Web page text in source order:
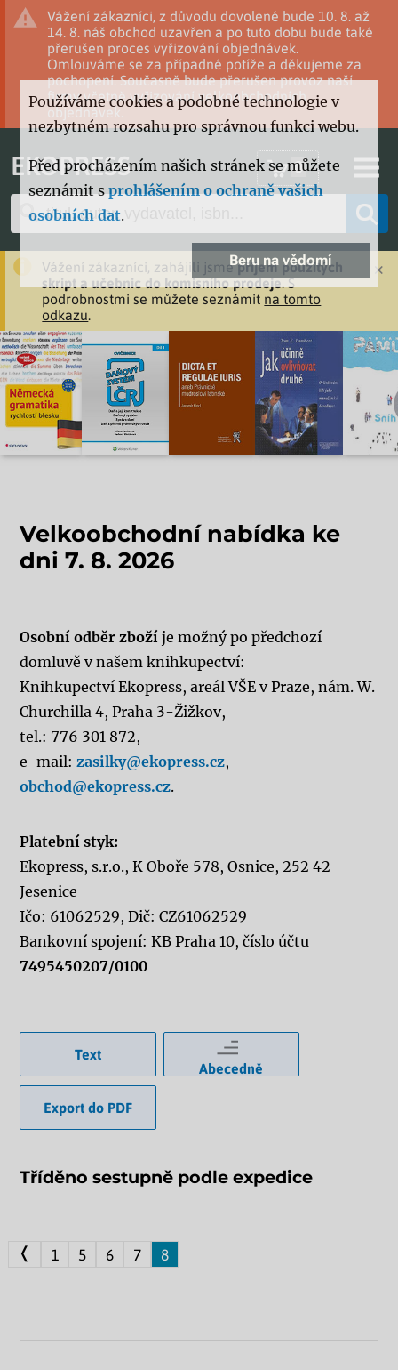
Vážení zákazníci, z důvodu dovolené bude 10. 8. až
14. 8. náš obchod uzavřen a po tuto dobu bude také
přerušen proces vyřizování objednávek.
Omlouváme se za případné potíže a děkujeme za
pochopení. Současně bude přerušen provoz naší
firmy včetně vyřizování velkoobchodních
objednávek.
EKOPRESS 0
Vážení zákazníci, zahájili jsmepříjem použitých
skript a učebnic do komisního prodeje. S
podrobnostmi se můžete seznámit na tomto
odkazu.
×
Velkoobchodní nabídka ke
dni 7. 8. 2026
Osobní odběr zboží je možný po předchozí
domluvě v našem knihkupectví:
Knihkupectví Ekopress, areál VŠE v Praze, nám. W.
Churchilla 4, Praha 3-Žižkov,
tel.: 776 301 872,
e-mail:zasilky@ekopress.cz,
obchod@ekopress.cz.
Platební styk:
Ekopress, s.r.o., K Oboře 578, Osnice, 252 42
Jesenice
Ičo: 61062529, Dič: CZ61062529
Bankovní spojení: KB Praha 10, číslo účtu
7495450207/0100
Text
Abecedně
Export do PDF
Tříděno sestupně podle expedice
❬ 1 5 6 7 8
Používáme cookies a podobné technologie v
nezbytném rozsahu pro správnou funkci webu.
Před procházením našich stránek se můžete
seznámit sprohlášením o ochraně vašich
osobních dat.
Beru na vědomí